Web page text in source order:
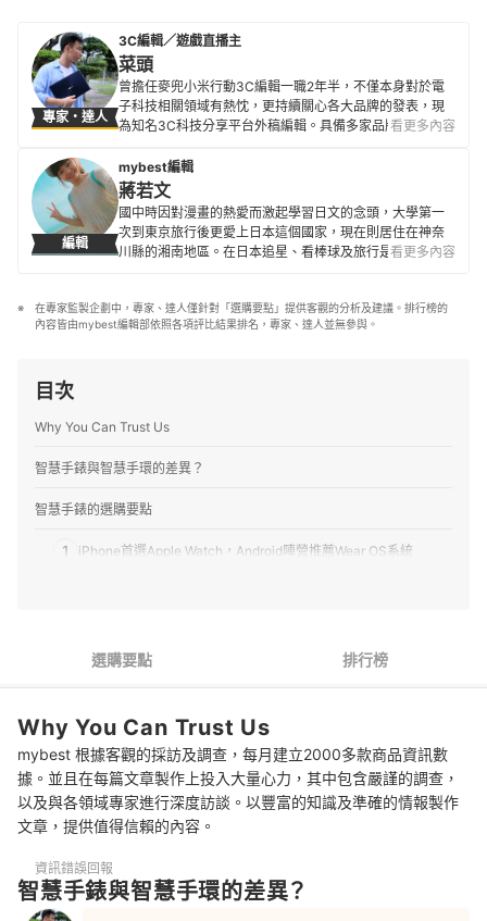
專家・達人
3C編輯／遊戲直播主
菜頭
曾擔任麥兜小米行動3C編輯一職2年半，不僅本身對於電
子科技相關領域有熱忱，更持續關心各大品牌的發表，現
為知名3C科技分享平台外稿編輯。具備多家品牌及多樣3C
等商品的最新潮流與性能設計，致力於提供更貼近使用者
需求的專業指引。
菜頭的簡介
看更多內容
編輯
mybest編輯
蔣若文
國中時因對漫畫的熱愛而激起學習日文的念頭，大學第一
次到東京旅行後更愛上日本這個國家，現在則居住在神奈
川縣的湘南地區。在日本追星、看棒球及旅行是人生三大
文章。目前擔任 mybest 編輯已超過4年。
蔣若文的簡介
看更多內容
在專家監製企劃中，專家、達人僅針對「選購要點」提供客觀的分析及建議。排行榜的
內容皆由mybest編輯部依照各項評比結果排名，專家、達人並無參與。
目次
Why You Can Trust Us
智慧手錶與智慧手環的差異？
智慧手錶的選購要點
1 iPhone首選Apple Watch，Android陣營推薦Wear OS系統
4 重視續航者不妨考慮待機7天以上的機種
5 LTE智慧手錶不需攜帶手機即可獨立運作
6 長輩用建議內建跌倒偵測等功能，兒童用則以即時定位為主
7 也可從知名的智慧手錶品牌來著手
智慧手錶 推薦排行榜
智慧手錶可以量血壓嗎？
選購要點 排行榜
Why You Can Trust Us
mybest 根據客觀的採訪及調查，每月建立2000多款商品資訊數
據。並且在每篇文章製作上投入大量心力，其中包含嚴謹的調查，
以及與各領域專家進行深度訪談。以豐富的知識及準確的情報製作
文章，提供值得信賴的內容。
資訊錯誤回報
智慧手錶與智慧手環的差異？